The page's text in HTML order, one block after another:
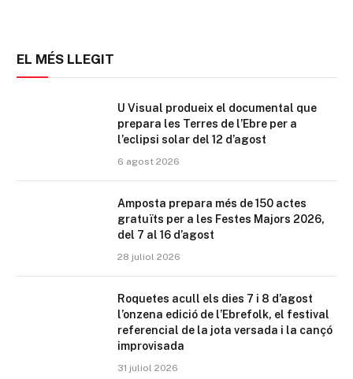
EL MÉS LLEGIT
U Visual produeix el documental que
prepara les Terres de l’Ebre per a
l’eclipsi solar del 12 d’agost
6 agost 2026
Amposta prepara més de 150 actes
gratuïts per a les Festes Majors 2026,
del 7 al 16 d’agost
28 juliol 2026
Roquetes acull els dies 7 i 8 d’agost
l’onzena edició de l’Ebrefolk, el festival
referencial de la jota versada i la cançó
improvisada
31 juliol 2026